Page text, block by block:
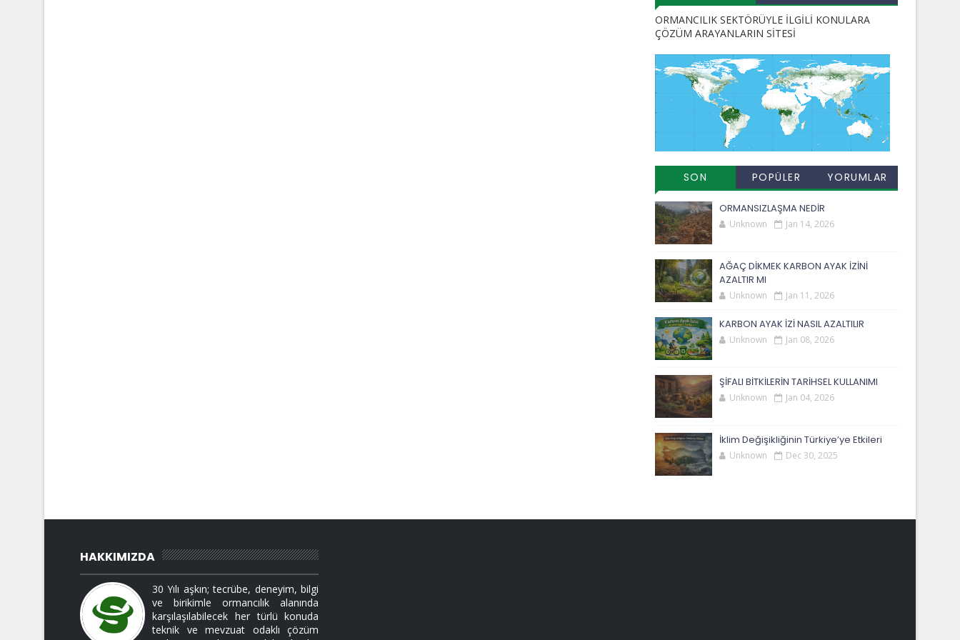
ORMANCILIK SEKTÖRÜYLE İLGİLİ KONULARA
ÇÖZÜM ARAYANLARIN SİTESİ
SON
EKLENENLER
POPÜLER
YORUMLAR
ORMANSIZLAŞMA NEDİR
Unknown Jan 14, 2026
AĞAÇ DİKMEK KARBON AYAK İZİNİ
AZALTIR MI
Unknown Jan 11, 2026
KARBON AYAK İZİ NASIL AZALTILIR
Unknown Jan 08, 2026
ŞİFALI BİTKİLERİN TARİHSEL KULLANIMI
Unknown Jan 04, 2026
İklim Değişikliğinin Türkiye’ye Etkileri
Unknown Dec 30, 2025
HAKKIMIZDA
30 Yılı aşkın; tecrübe, deneyim, bilgi
ve birikimle ormancılık alanında
karşılaşılabilecek her türlü konuda
teknik ve mevzuat odaklı çözüm